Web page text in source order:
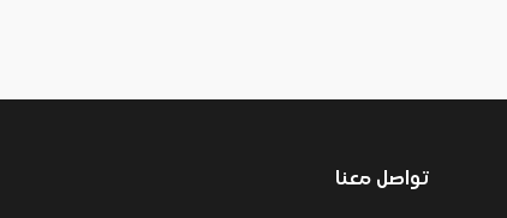
تواصل معنا